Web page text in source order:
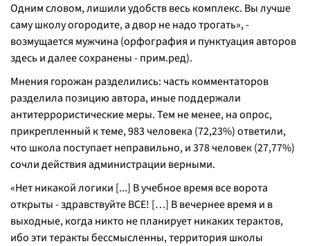
Одним словом, лишили удобств весь комплекс. Вы лучше
саму школу огородите, а двор не надо трогать», -
возмущается мужчина (орфография и пунктуация авторов
здесь и далее сохранены - прим.ред).
Мнения горожан разделились: часть комментаторов
разделила позицию автора, иные поддержали
антитеррористические меры. Тем не менее, на опрос,
прикрепленный к теме, 983 человека (72,23%) ответили,
что школа поступает неправильно, и 378 человек (27,77%)
сочли действия администрации верными.
«Нет никакой логики [...] В учебное время все ворота
открыты - здравствуйте ВСЕ! […] В вечернее время и в
выходные, когда никто не планирует никаких терактов,
ибо эти теракты бессмысленны, территория школы